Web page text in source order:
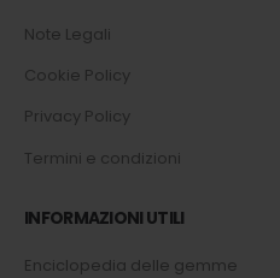
Note Legali
Cookie Policy
Privacy Policy
Termini e condizioni
INFORMAZIONI UTILI
Enciclopedia delle gemme